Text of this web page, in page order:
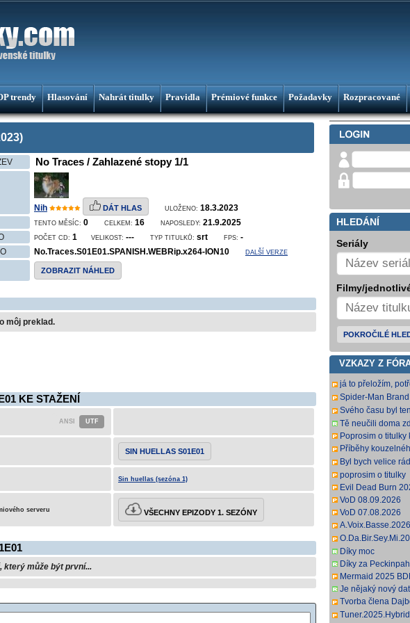
trendy Hlasování Nahrát titulky Pravidla Prémiové funkce Požadavky Rozpracované
No Traces / Zahlazené stopy 1/1
Nih
DÁT HLAS ULOŽENO: 18.3.2023
TENTO MĚSÍC: 0 CELKEM: 16 NAPOSLEDY: 21.9.2025
POČET CD: 1 VELIKOST: --- TYP TITULKŮ: srt FPS: -
No.Traces.S01E01.SPANISH.WEBRip.x264-ION10 DALŠÍ VERZE
ZOBRAZIT NÁHLED
môj preklad.
KE STAŽENÍ
SIN HUELLAS S01E01
Sin huellas (sezóna 1)
serveru VŠECHNY EPIZODY 1. SEZÓNY
který může být první...
HLEDÁNÍ
Seriály
Filmy/
POKROČILÉ
VZKAZY Z
já to přeložím,
sem rovnou hodim.
Spider-Man
DD2 0 H 264-
Svého času byl
populární, no je
Tě neučili doma
Poprosim o titulky
Příběhy
Movies) jen
Byl bych velice
Děkuji předem
poprosim o titulky
Evil Dead Burn
VoD 08.09.2026
VoD 07.08.2026
anglickej
anglických titulkov.
Díky moc
Díky za
Mermaid 2025
Je nějaký nový
Tvorba člena
k Pressure).